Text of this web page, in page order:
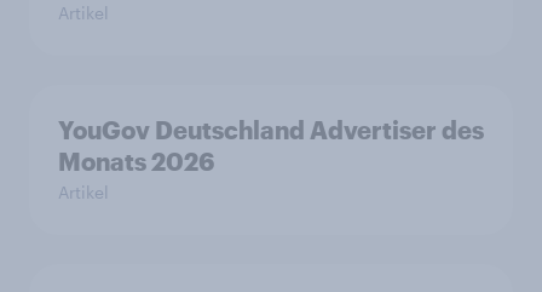
Artikel
YouGov Deutschland Advertiser des
Monats 2026
Artikel